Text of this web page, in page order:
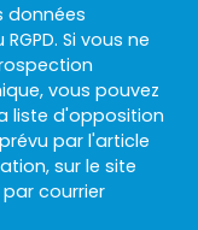
données
Si vous ne
vous pouvez
liste d'opposition
par l'article
sur le site
courrier